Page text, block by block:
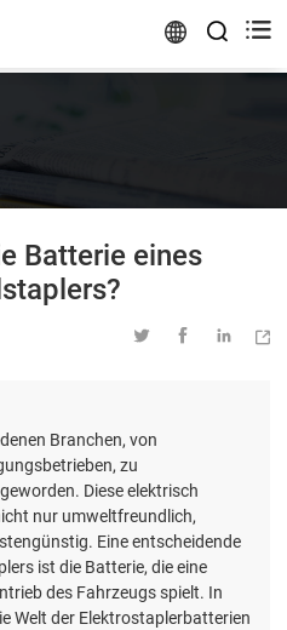
 
Batterie eines
   
Branchen, von
zu
Diese elektrisch
nur umweltfreundlich,
Eine entscheidende
ist die Batterie, die eine
des Fahrzeugs spielt. In
Welt der Elektrostaplerbatterien